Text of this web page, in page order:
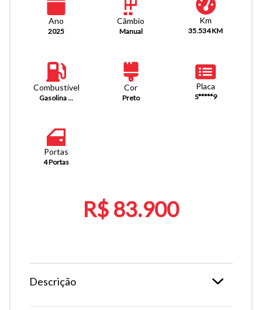
Ano
2025
Câmbio
Manual
Km
35.534 KM
Combustível
Gasolina ...
Cor
Preto
Placa
S*****9
Portas
4 Portas
R$ 83.900
Descrição